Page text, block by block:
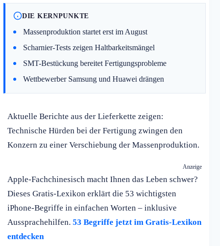
DIE KERNPUNKTE
Massenproduktion startet erst im August
Scharnier-Tests zeigen Haltbarkeitsmängel
SMT-Bestückung bereitet Fertigungsprobleme
Wettbewerber Samsung und Huawei drängen
Aktuelle Berichte aus der Lieferkette zeigen:
Technische Hürden bei der Fertigung zwingen den
Konzern zu einer Verschiebung der Massenproduktion.
Anzeige
Apple-Fachchinesisch macht Ihnen das Leben schwer?
Dieses Gratis-Lexikon erklärt die 53 wichtigsten
iPhone-Begriffe in einfachen Worten – inklusive
Aussprachehilfen. 53 Begriffe jetzt im Gratis-Lexikon
entdecken